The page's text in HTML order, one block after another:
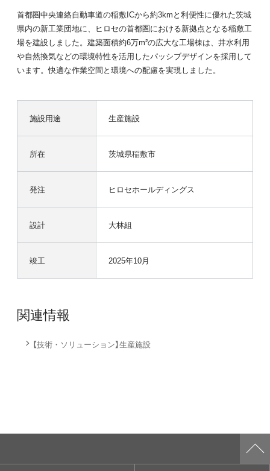
首都圏中央連絡自動車道の稲敷ICから約3kmと利便性に優れた茨城
県内の新工業団地に、ヒロセの首都圏における新拠点となる稲敷工
場を建設しました。建築面積約6万m²の広大な工場棟は、井水利用
や自然換気などの環境特性を活用したパッシブデザインを採用して
います。快適な作業空間と環境への配慮を実現しました。
施設用途 生産施設
所在 茨城県稲敷市
発注 ヒロセホールディングス
設計 大林組
竣工 2025年10月
関連情報
【技術・ソリューション】生産施設